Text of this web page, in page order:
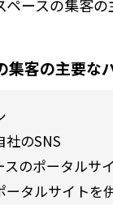
ースの集客
集客の主要な
社のSNS
スのポータルサ
ータルサイトを